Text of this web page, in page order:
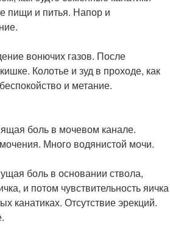
пищи и питья. Напор и
вонючих газов. После
Колотье и зуд в проходе, как
и метание.
боль в мочевом канале.
Много водянистой мочи.
боль в основании ствола,
и потом чувствительность яичка
канатиках. Отсутствие эрекций.